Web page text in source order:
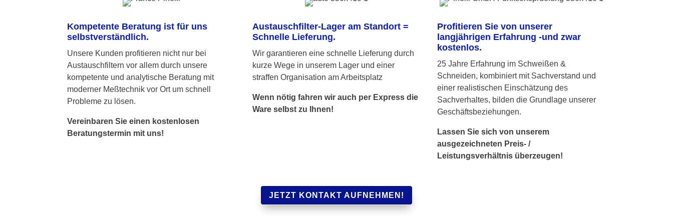
Kompetente Beratung ist für uns
selbstverständlich.
Unsere Kunden profitieren nicht nur bei
Austauschfiltern vor allem durch unsere
kompetente und analytische Beratung mit
moderner Meßtechnik vor Ort um schnell
Probleme zu lösen.
Vereinbaren Sie einen kostenlosen
Beratungstermin mit uns!
Austauschfilter-Lager am Standort =
Schnelle Lieferung.
Wir garantieren eine schnelle Lieferung durch
kurze Wege in unserem Lager und einer
straffen Organisation am Arbeitsplatz
Wenn nötig fahren wir auch per Express die
Ware selbst zu Ihnen!
Profitieren Sie von unserer
langjährigen Erfahrung -und zwar
kostenlos.
25 Jahre Erfahrung im Schweißen &
Schneiden, kombiniert mit Sachverstand und
einer realistischen Einschätzung des
Sachverhaltes, bilden die Grundlage unserer
Geschäftsbeziehungen.
Lassen Sie sich von unserem
ausgezeichneten Preis- /
Leistungsverhältnis überzeugen!
JETZT KONTAKT AUFNEHMEN!